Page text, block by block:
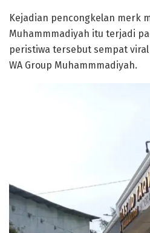
Kejadian pencongkelan merk
Muhammmadiyah itu terjadi
peristiwa tersebut sempat
WA Group Muhammmadiyah.